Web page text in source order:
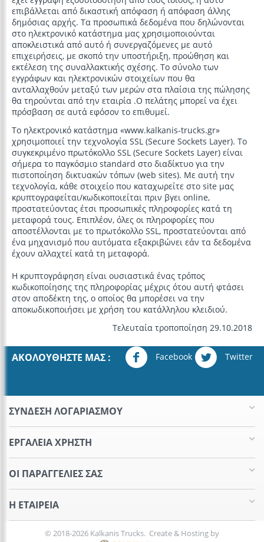
επιβάλλεται από δικαστική απόφαση ή απόφαση άλλης
δημόσιας αρχής. Τα προσωπικά δεδομένα που δηλώνονται
στο ηλεκτρονικό κατάστημα μας χρησιμοποιούνται
αποκλειστικά από αυτό ή συνεργαζόμενες με αυτό
επιχειρήσεις, με σκοπό την υποστήριξη, προώθηση και
εκτέλεση της συναλλακτικής σχέσης. Το σύνολο των
εγγράφων και ηλεκτρονικών στοιχείων που θα
ανταλλαχθούν μεταξύ των μερών στα πλαίσια της πώλησης
θα τηρούνται από την εταιρία .Ο πελάτης μπορεί να έχει
πρόσβαση σε αυτά εφόσον το επιθυμεί.
Το ηλεκτρονικό κατάστημα «www.kalkanis-trucks.gr»
χρησιμοποιεί την τεχνολογία SSL (Secure Sockets Layer). Το
συγκεκριμένο πρωτόκολλο SSL (Secure Sockets Layer) είναι
σήμερα το παγκόσμιο standard στο διαδίκτυο για την
πιστοποίηση δικτυακών τόπων (web sites). Με αυτή την
τεχνολογία, κάθε στοιχείο που καταχωρείτε στο site μας
κρυπτογραφείται/κωδικοποιείται πριν βγει online,
προστατεύοντας έτσι προσωπικές πληροφορίες κατά τη
μεταφορά τους. Επιπλέον, όλες οι πληροφορίες που
αποστέλλονται με το πρωτόκολλο SSL, προστατεύονται από
ένα μηχανισμό που αυτόματα εξακριβώνει εάν τα δεδομένα
έχουν αλλαχτεί κατά τη μεταφορά.
Η κρυπτογράφηση είναι ουσιαστικά ένας τρόπος
κωδικοποίησης της πληροφορίας μέχρις ότου αυτή φτάσει
στον αποδέκτη της, ο οποίος θα μπορέσει να την
αποκωδικοποιήσει με χρήση του κατάλληλου κλειδιού.
Τελευταία τροποποίηση 29.10.2018
ΑΚΟΛΟΥΘΉΣΤΕ ΜΑΣ : Facebook Twitter
ΣΥΝΔΕΣΗ ΛΟΓΑΡΙΑΣΜΟΥ​
ΕΡΓΑΛΕΊΑ ΧΡΉΣΤΗ
ΟΙ ΠΑΡΑΓΓΕΛΊΕΣ​ ΣΑΣ
Η ΕΤΑΙΡΕΊΑ​
© 2018-2026 Kalkanis Trucks. Create & Hosting by